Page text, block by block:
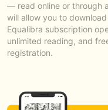
— read online or through
will allow you to
Equalibra subscription
unlimited reading, and
registration.